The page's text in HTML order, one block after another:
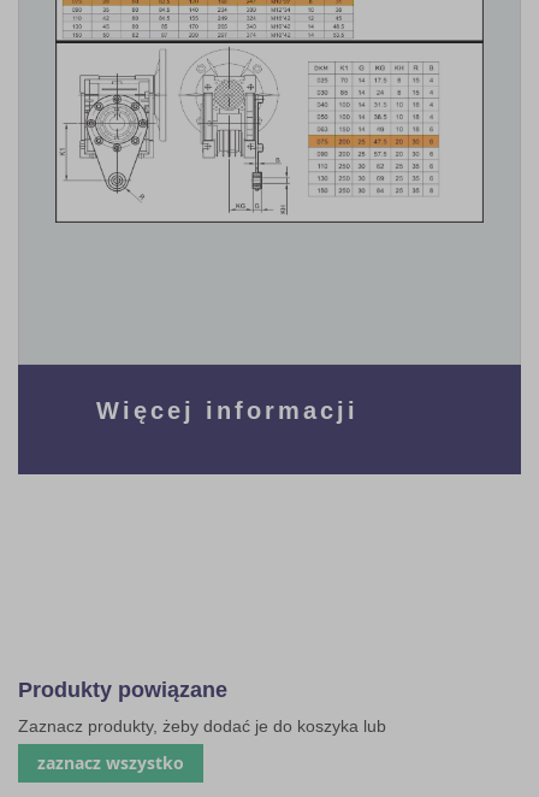
Więcej informacji
Produkty powiązane
Zaznacz produkty, żeby dodać je do koszyka lub
zaznacz wszystko